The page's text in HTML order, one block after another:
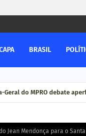
BRASIL
Geral do MPRO debate
Jean Mendonça para o